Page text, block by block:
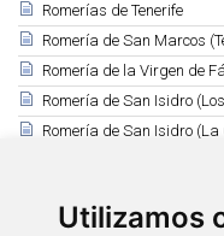
Utilizamos
Romerías de Tenerife
Romería de San Marcos
Romería de la Virgen de
Romería de San Isidro
Romería de San Isidro (La
Romería de San Roque